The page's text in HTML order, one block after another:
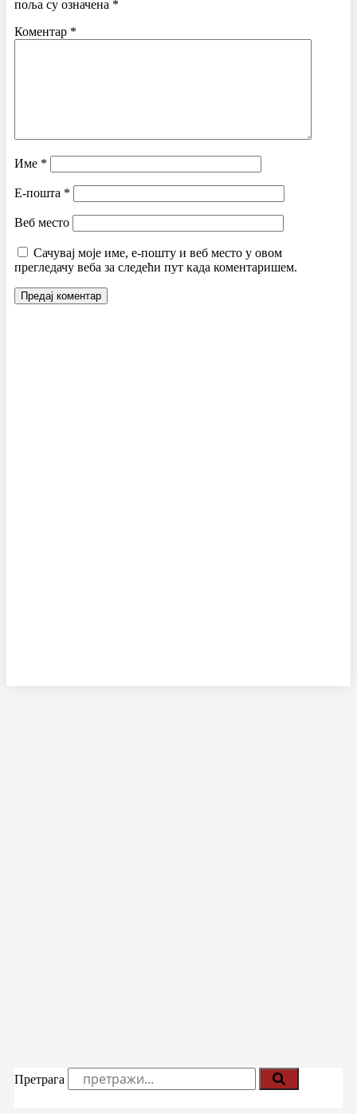
поља су означена *
Коментар *
Име *
Е-пошта *
Веб место
Сачувај моје име, е-пошту и веб место у овом
прегледачу веба за следећи пут када коментаришем.
Претрага